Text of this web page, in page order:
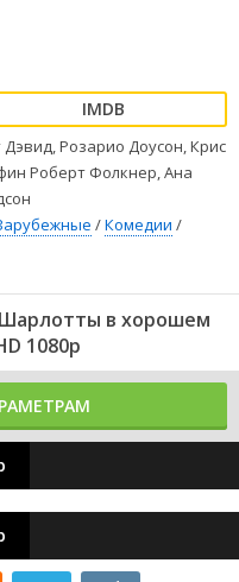
Розарио Доусон, Крис
Роберт Фолкнер, Ана
/Комедии /
в хорошем
1080p